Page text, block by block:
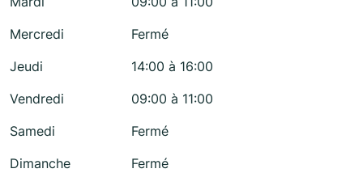
Mercredi
Fermé
Jeudi
14:00 à 16:00
Vendredi
09:00 à 11:00
Samedi
Fermé
Dimanche
Fermé